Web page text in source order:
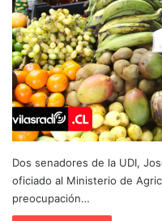
Dos senadores de la UDI,
oficiado al Ministerio de
preocupación…